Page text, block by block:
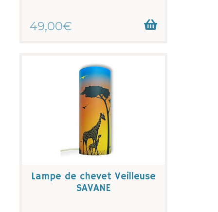
49,00€
Lampe de chevet Veilleuse
SAVANE